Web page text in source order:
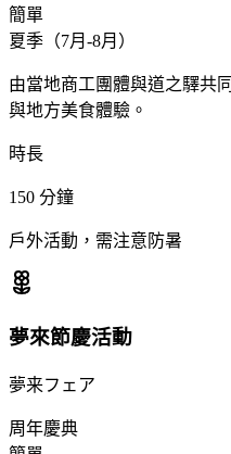
簡單
夏季（7月-8月）
由當地商工團體與道之驛共
與地方美食體驗。
時長
150 分鐘
戶外活動，需注意防暑
夢來節慶活動
夢来フェア
周年慶典